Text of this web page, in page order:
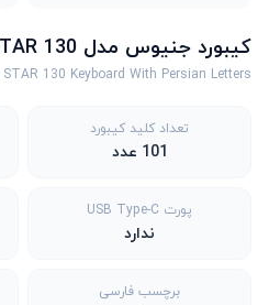
کیبورد جنیوس مدل SLIM STAR 130
STAR 130 Keyboard With Persian Letters
تعداد کلید کیبورد
101 عدد
پورت USB Type-C
ندارد
برچسب فارسی